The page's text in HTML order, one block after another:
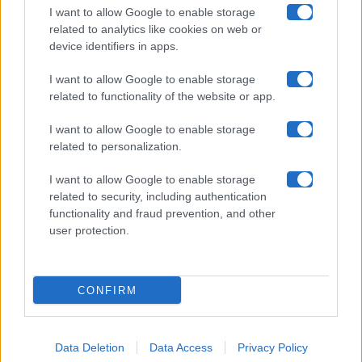
I want to allow Google to enable storage
related to analytics like cookies on web or
device identifiers in apps.
I want to allow Google to enable storage
related to functionality of the website or app.
I want to allow Google to enable storage
related to personalization.
I want to allow Google to enable storage
related to security, including authentication
functionality and fraud prevention, and other
user protection.
CONFIRM
Data Deletion Data Access Privacy Policy
Collabora con noi
Contatti
Privacy Policy
Cookie Policy
Preferenze Privacy- Riproduzione riservata - Photo
Credits: Le immagini presenti in questo sito sono di
proprietà di Maste Srl
facebookinstagram